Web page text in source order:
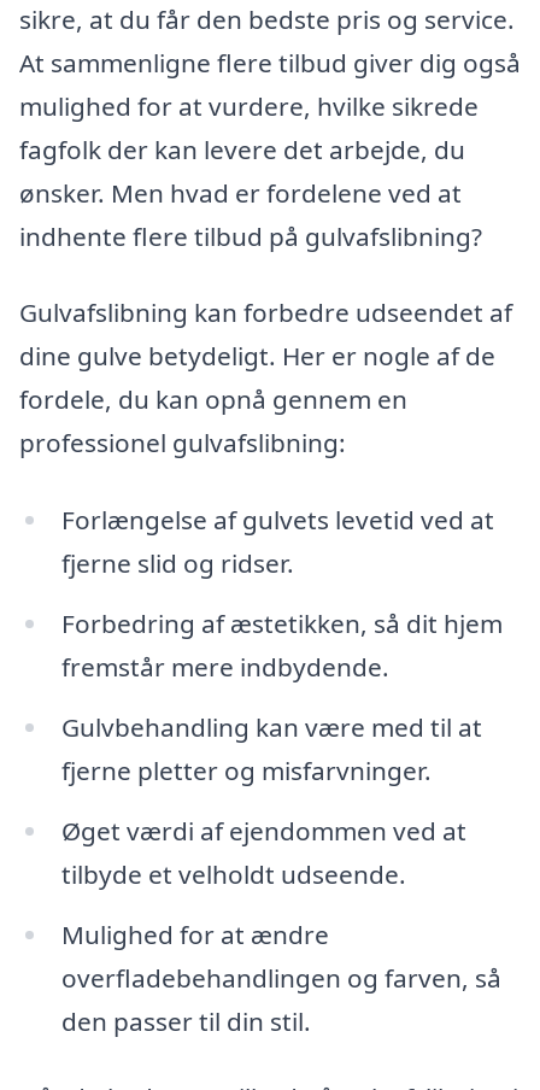
sikre, at du får den bedste pris og service.
At sammenligne flere tilbud giver dig også
mulighed for at vurdere, hvilke sikrede
fagfolk der kan levere det arbejde, du
ønsker. Men hvad er fordelene ved at
indhente flere tilbud på gulvafslibning?
Gulvafslibning kan forbedre udseendet af
dine gulve betydeligt. Her er nogle af de
fordele, du kan opnå gennem en
professionel gulvafslibning:
Forlængelse af gulvets levetid ved at
fjerne slid og ridser.
Forbedring af æstetikken, så dit hjem
fremstår mere indbydende.
Gulvbehandling kan være med til at
fjerne pletter og misfarvninger.
Øget værdi af ejendommen ved at
tilbyde et velholdt udseende.
Mulighed for at ændre
overfladebehandlingen og farven, så
den passer til din stil.